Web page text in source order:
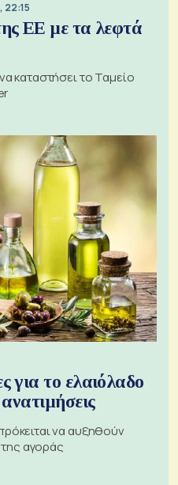
22:15
ΕΕ με τα λεφτά
καταστήσει το Ταμείο
για το ελαιόλαδο
να αυξηθούν
αγοράς